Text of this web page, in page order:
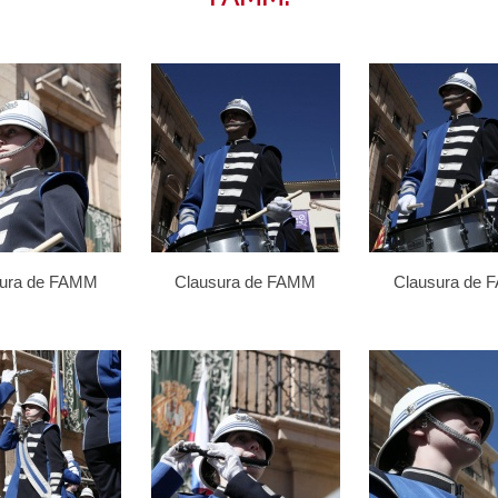
de FAMM Clausura de FAMM Clausura de